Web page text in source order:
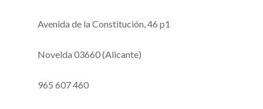
Avenida de la Constitución, 46 p1
Novelda 03660 (Alicante)
965 607 460